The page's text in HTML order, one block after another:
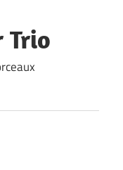
Trio